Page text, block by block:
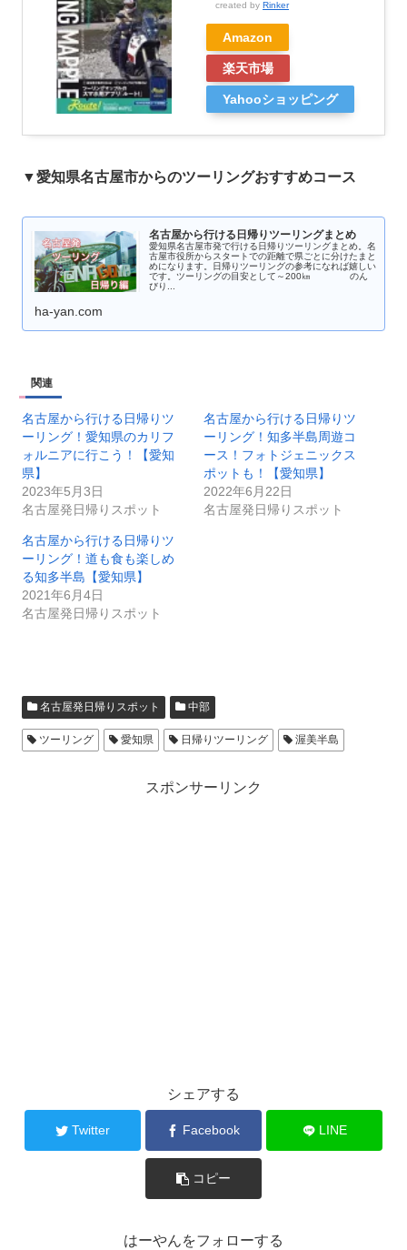
created by Rinker
Amazon
楽天市場
Yahooショッピング
▼愛知県名古屋市からのツーリングおすすめコース
名古屋から行ける日帰りツーリングまとめ
愛知県名古屋市発で行ける日帰りツーリングまとめ。名
古屋市役所からスタートでの距離で県ごとに分けたまと
めになります。日帰りツーリングの参考になれば嬉しい
です。ツーリングの目安として～200㎞ のん
びり...
ha-yan.com
関連
名古屋から行ける日帰りツ
ーリング！愛知県のカリフ
ォルニアに行こう！【愛知
県】
2023年5月3日
名古屋発日帰りスポット
名古屋から行ける日帰りツ
ーリング！知多半島周遊コ
ース！フォトジェニックス
ポットも！【愛知県】
2022年6月22日
名古屋発日帰りスポット
名古屋から行ける日帰りツ
ーリング！道も食も楽しめ
る知多半島【愛知県】
2021年6月4日
名古屋発日帰りスポット
名古屋発日帰りスポット 中部
ツーリング 愛知県 日帰りツーリング 渥美半島
スポンサーリンク
シェアする
Twitter Facebook LINE
コピー
はーやんをフォローする